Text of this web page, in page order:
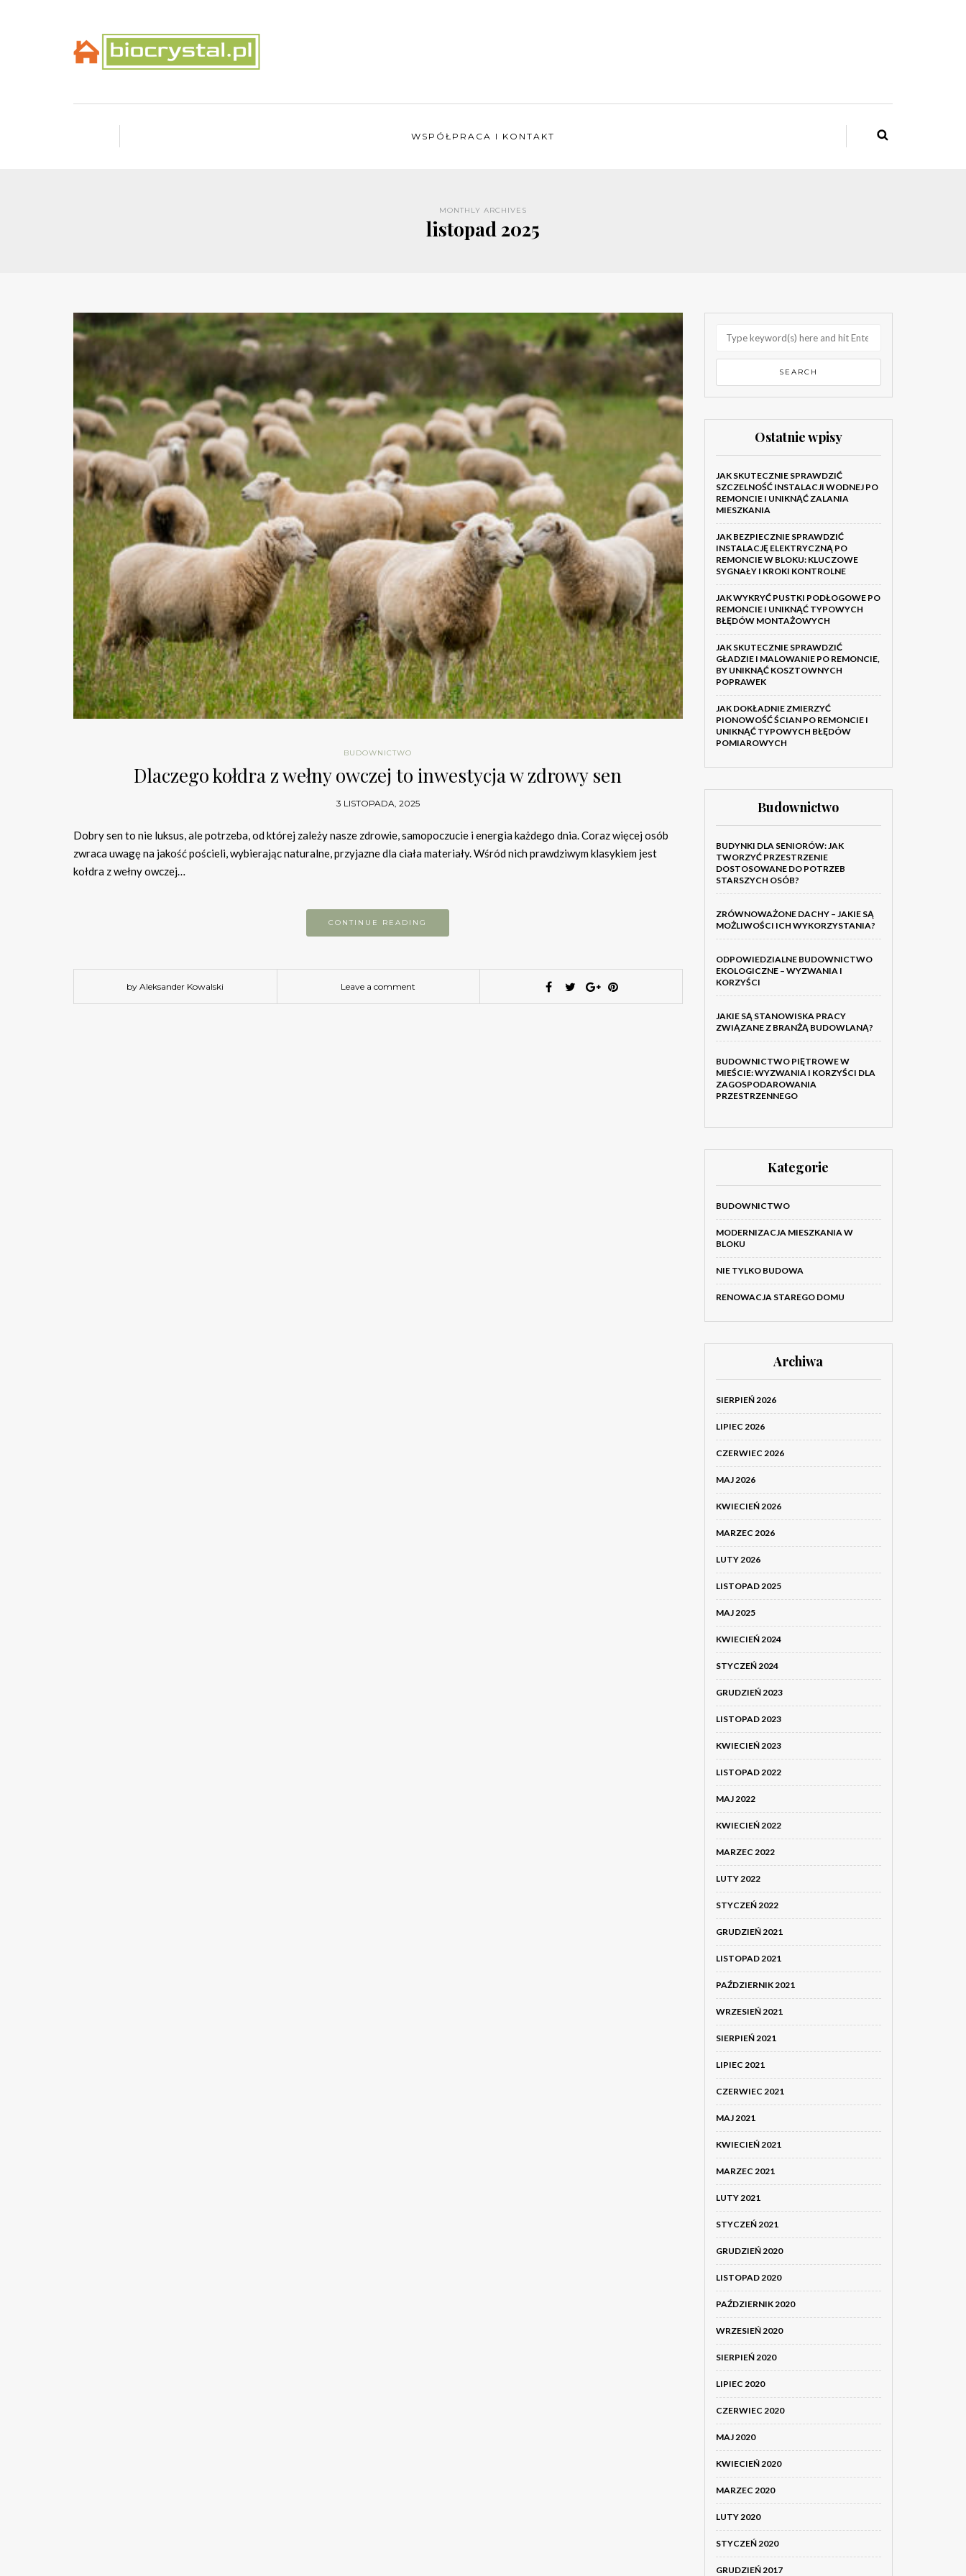
WSPÓŁPRACA I KONTAKT
MONTHLY ARCHIVES
listopad 2025
BUDOWNICTWO
Dlaczego kołdra z wełny owczej to inwestycja w zdrowy sen
3 LISTOPADA, 2025
Dobry sen to nie luksus, ale potrzeba, od której zależy nasze zdrowie, samopoczucie i energia każdego dnia. Coraz więcej osób
zwraca uwagę na jakość pościeli, wybierając naturalne, przyjazne dla ciała materiały. Wśród nich prawdziwym klasykiem jest
kołdra z wełny owczej…
CONTINUE READING
by Aleksander Kowalski Leave a comment
Ostatnie wpisy
JAK SKUTECZNIE SPRAWDZIĆ
SZCZELNOŚĆ INSTALACJI WODNEJ PO
REMONCIE I UNIKNĄĆ ZALANIA
MIESZKANIA
JAK BEZPIECZNIE SPRAWDZIĆ
INSTALACJĘ ELEKTRYCZNĄ PO
REMONCIE W BLOKU: KLUCZOWE
SYGNAŁY I KROKI KONTROLNE
JAK WYKRYĆ PUSTKI PODŁOGOWE PO
REMONCIE I UNIKNĄĆ TYPOWYCH
BŁĘDÓW MONTAŻOWYCH
JAK SKUTECZNIE SPRAWDZIĆ
GŁADZIE I MALOWANIE PO REMONCIE,
BY UNIKNĄĆ KOSZTOWNYCH
POPRAWEK
JAK DOKŁADNIE ZMIERZYĆ
PIONOWOŚĆ ŚCIAN PO REMONCIE I
UNIKNĄĆ TYPOWYCH BŁĘDÓW
POMIAROWYCH
Budownictwo
BUDYNKI DLA SENIORÓW: JAK
TWORZYĆ PRZESTRZENIE
DOSTOSOWANE DO POTRZEB
STARSZYCH OSÓB?
ZRÓWNOWAŻONE DACHY – JAKIE SĄ
MOŻLIWOŚCI ICH WYKORZYSTANIA?
ODPOWIEDZIALNE BUDOWNICTWO
EKOLOGICZNE – WYZWANIA I
KORZYŚCI
JAKIE SĄ STANOWISKA PRACY
ZWIĄZANE Z BRANŻĄ BUDOWLANĄ?
BUDOWNICTWO PIĘTROWE W
MIEŚCIE: WYZWANIA I KORZYŚCI DLA
ZAGOSPODAROWANIA
PRZESTRZENNEGO
Kategorie
BUDOWNICTWO
MODERNIZACJA MIESZKANIA W
BLOKU
NIE TYLKO BUDOWA
RENOWACJA STAREGO DOMU
Archiwa
SIERPIEŃ 2026
LIPIEC 2026
CZERWIEC 2026
MAJ 2026
KWIECIEŃ 2026
MARZEC 2026
LUTY 2026
LISTOPAD 2025
MAJ 2025
KWIECIEŃ 2024
STYCZEŃ 2024
GRUDZIEŃ 2023
LISTOPAD 2023
KWIECIEŃ 2023
LISTOPAD 2022
MAJ 2022
KWIECIEŃ 2022
MARZEC 2022
LUTY 2022
STYCZEŃ 2022
GRUDZIEŃ 2021
LISTOPAD 2021
PAŹDZIERNIK 2021
WRZESIEŃ 2021
SIERPIEŃ 2021
LIPIEC 2021
CZERWIEC 2021
MAJ 2021
KWIECIEŃ 2021
MARZEC 2021
LUTY 2021
STYCZEŃ 2021
GRUDZIEŃ 2020
LISTOPAD 2020
PAŹDZIERNIK 2020
WRZESIEŃ 2020
SIERPIEŃ 2020
LIPIEC 2020
CZERWIEC 2020
MAJ 2020
KWIECIEŃ 2020
MARZEC 2020
LUTY 2020
STYCZEŃ 2020
GRUDZIEŃ 2017